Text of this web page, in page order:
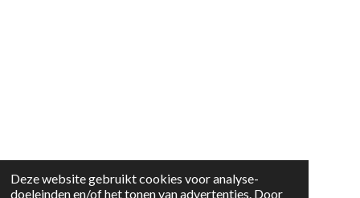
Deze website gebruikt cookies voor analyse-
doeleinden en/of het tonen van advertenties. Door